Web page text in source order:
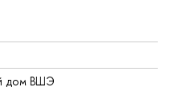
дом ВШЭ